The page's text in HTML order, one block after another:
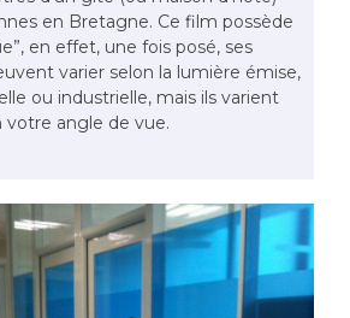
en Bretagne. Ce film possède
en effet, une fois posé, ses
varier selon la lumière émise,
ou industrielle, mais ils varient
angle de vue.